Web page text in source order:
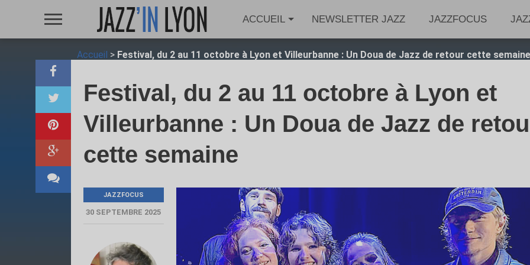
ACCUEIL NEWSLETTER JAZZ JAZZFOCUS
Accueil > Festival, du 2 au 11 octobre à Lyon et Villeurbanne : Un Doua de Jazz de retour cette semaine
Festival, du 2 au 11 octobre à Lyon et
Villeurbanne : Un Doua de Jazz de
cette semaine
JAZZFOCUS
30 SEPTEMBRE 2025